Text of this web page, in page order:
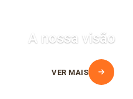
A nossa visão
VER MAIS